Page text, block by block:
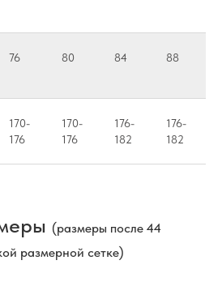
76 80 84 88
170-
176
170-
176
176-
182
176-
182
(размеры после 44
размерной сетке)